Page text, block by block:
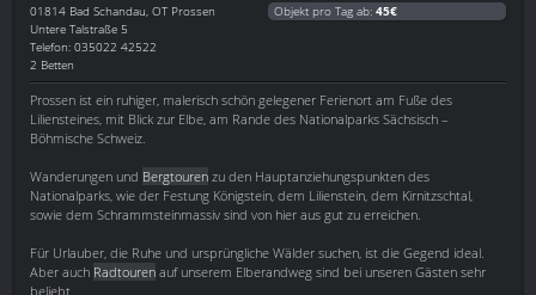
01814 Bad Schandau, OT Prossen
Untere Talstraße 5
Telefon: 035022 42522
2 Betten
Objekt pro Tag ab: 45€
Prossen ist ein ruhiger, malerisch schön gelegener Ferienort am Fuße des
Liliensteines, mit Blick zur Elbe, am Rande des Nationalparks Sächsisch –
Böhmische Schweiz.
Wanderungen und Bergtouren zu den Hauptanziehungspunkten des
Nationalparks, wie der Festung Königstein, dem Lilienstein, dem Kirnitzschtal,
sowie dem Schrammsteinmassiv sind von hier aus gut zu erreichen.
Für Urlauber, die Ruhe und ursprüngliche Wälder suchen, ist die Gegend ideal.
Aber auch Radtouren auf unserem Elberandweg sind bei unseren Gästen sehr
beliebt.